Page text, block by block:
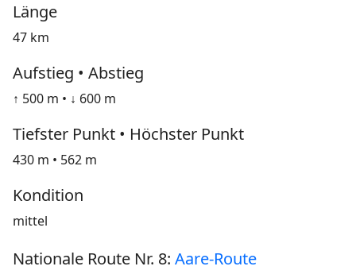
Länge
47 km
Aufstieg • Abstieg
↑ 500 m • ↓ 600 m
Tiefster Punkt • Höchster Punkt
430 m • 562 m
Kondition
mittel
Nationale Route Nr. 8: Aare-Route